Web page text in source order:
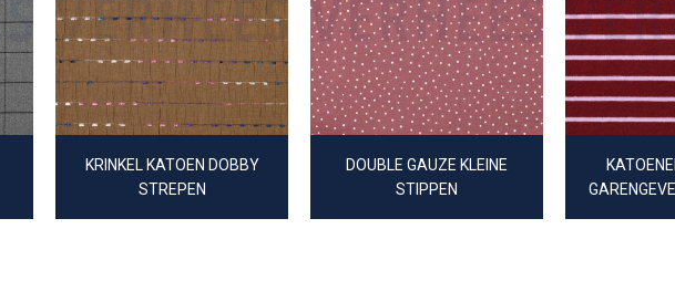
KRINKEL KATOEN DOBBY
STREPEN
DOUBLE GAUZE KLEINE
STIPPEN